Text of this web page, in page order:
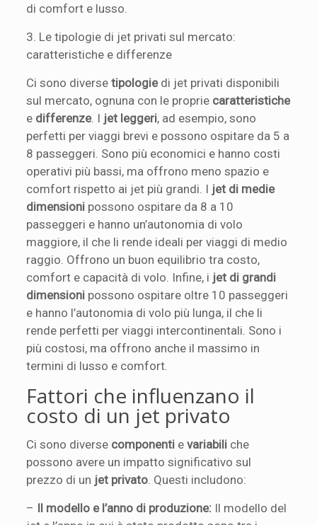
di comfort e lusso.
3. Le tipologie di jet privati sul mercato:
caratteristiche e differenze
Ci sono diversetipologiedi jet privati disponibili
sul mercato, ognuna con le proprie caratteristiche
e differenze. I jet leggeri, ad esempio, sono
perfetti per viaggi brevi e possono ospitare da 5 a
8 passeggeri. Sono più economici e hanno costi
operativi più bassi, ma offrono meno spazio e
comfort rispetto ai jet più grandi. I jet di medie
dimensioni possono ospitare da 8 a 10
passeggeri e hanno un’autonomia di volo
maggiore, il che li rende ideali per viaggi di medio
raggio. Offrono un buon equilibrio tra costo,
comfort e capacità di volo. Infine, i jet di grandi
dimensioni possono ospitare oltre 10 passeggeri
e hanno l’autonomia di volo più lunga, il che li
rende perfetti per viaggi intercontinentali. Sono i
più costosi, ma offrono anche il massimo in
termini di lusso e comfort.
Fattori che influenzano il
costo di un jet privato
Ci sono diverse componenti evariabili che
possono avere un impatto significativo sul
prezzo di un jet privato . Questi includono:
– Il modello e l’anno di produzione: Il modello del